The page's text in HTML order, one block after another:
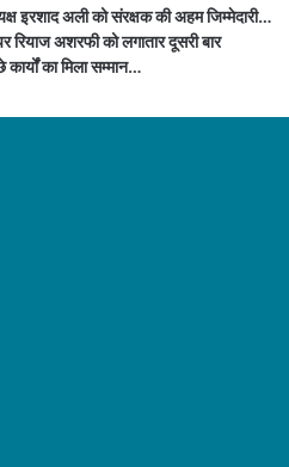
इरशाद अली को संरक्षक की अहम जिम्मेदारी…
रियाज अशरफी को लगातार दूसरी बार
का मिला सम्मान…